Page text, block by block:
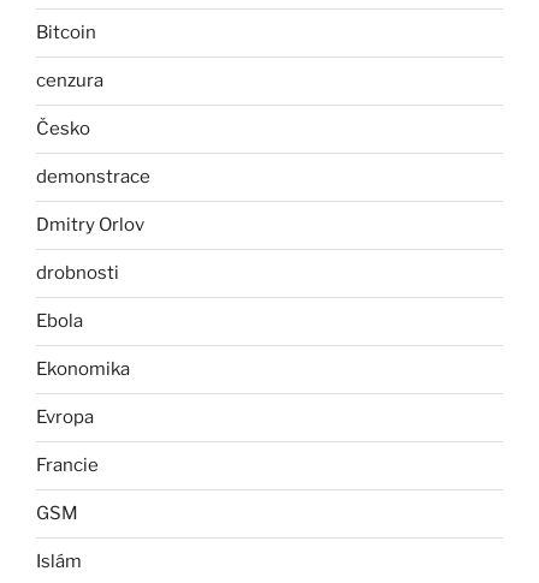
Bitcoin
cenzura
Česko
demonstrace
Dmitry Orlov
drobnosti
Ebola
Ekonomika
Evropa
Francie
GSM
Islám